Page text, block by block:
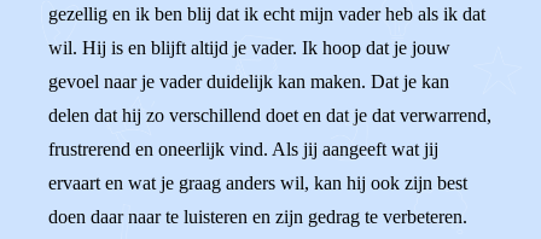
gezellig en ik ben blij dat ik echt mijn vader heb als ik dat
wil. Hij is en blijft altijd je vader. Ik hoop dat je jouw
gevoel naar je vader duidelijk kan maken. Dat je kan
delen dat hij zo verschillend doet en dat je dat verwarrend,
frustrerend en oneerlijk vind. Als jij aangeeft wat jij
ervaart en wat je graag anders wil, kan hij ook zijn best
doen daar naar te luisteren en zijn gedrag te verbeteren.